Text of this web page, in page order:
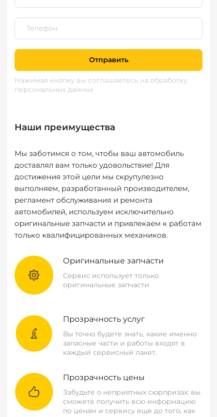
Отправить
Нажимая кнопку вы соглашаетесь на обработку
персональных данных
Наши преимущества
Мы заботимся о том, чтобы ваш автомобиль
доставлял вам только удовольствие! Для
достижения этой цели мы скрупулезно
выполняем, разработанный производителем,
регламент обслуживания и ремонта
автомобилей, используем исключительно
оригинальные запчасти и привлекаем к работам
только квалифицированных механиков.
Оригинальные запчасти
Сервис использует только
оригинальные запчасти
Прозрачность услуг
Вы точно будете знать, какие именно
запасные части и работы входят в
каждый сервисный пакет.
Прозрачность цены
Забудьте о неприятных сюрпризах: вы
сможете получить всю информацию
по ценам и сервису еще до того, как